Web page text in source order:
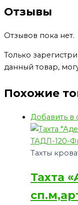
Отзывы
Отзывов пока нет.
Только
данный товар,
Похожие
Добавить в
Тахты
Тахта